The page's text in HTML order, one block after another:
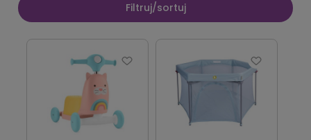
Filtruj/sortuj